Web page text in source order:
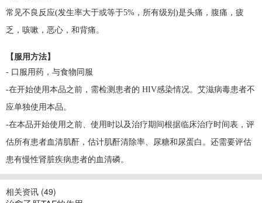
常见不良反应(发生率大于或等于5%，所有级别)是头痛，腹痛，疲
乏，咳嗽，恶心，和背痛。
【服用方法】
- 口服用药，与食物同服
-在开始使用本品之前，需检测患者的 HIV感染情况。艾滋病毒患者不
应单独使用本品。
-在本品开始使用之前、使用时以及治疗期间根据临床治疗时间表，评
估所有患者血清肌酐，估计肌酐清除率、尿糖和尿蛋白。还需要评估
患有慢性肾脏疾病患者的血清磷。
相关资讯 (49)